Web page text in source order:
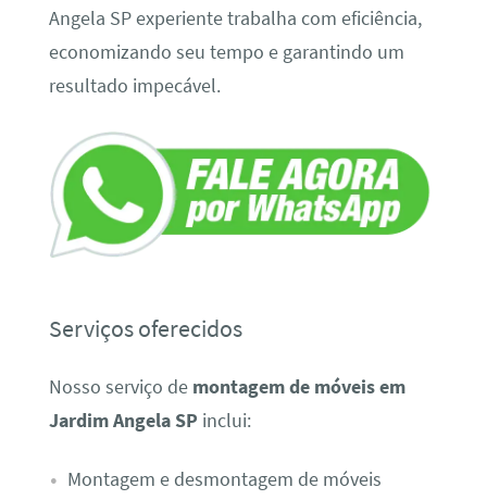
Angela SP experiente trabalha com eficiência,
economizando seu tempo e garantindo um
resultado impecável.
Serviços oferecidos
Nosso serviço de montagem de móveis em
Jardim Angela SP inclui:
Montagem e desmontagem de móveis